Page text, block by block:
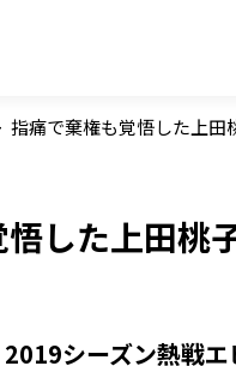
指痛で棄権も覚悟した上田
した上田桃
シーズン熱戦